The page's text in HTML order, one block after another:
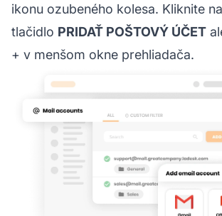
ikonu ozubeného kolesa. Kliknite
tlačidlo PRIDAŤ POŠTOVÝ ÚČET
+ v menšom okne prehliadača.